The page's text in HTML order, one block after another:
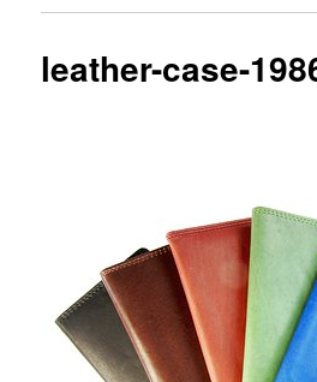
leather-case-